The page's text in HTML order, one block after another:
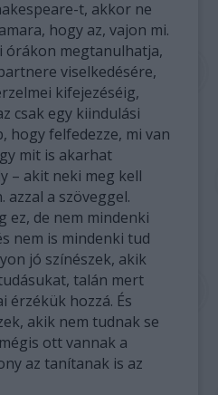
t, akkor ne
hogy az, vajon mi.
órákon megtanulhatja,
viselkedésére,
kifejezéséig,
csak egy kiindulási
hogy felfedezze, mi van
mit is akarhat
– akit neki meg kell
azzal a szöveggel.
ez, de nem mindenki
nem is mindenki tud
jó színészek, akik
talán mert
érzékük hozzá. És
akik nem tudnak se
ott vannak a
az tanítanak is az